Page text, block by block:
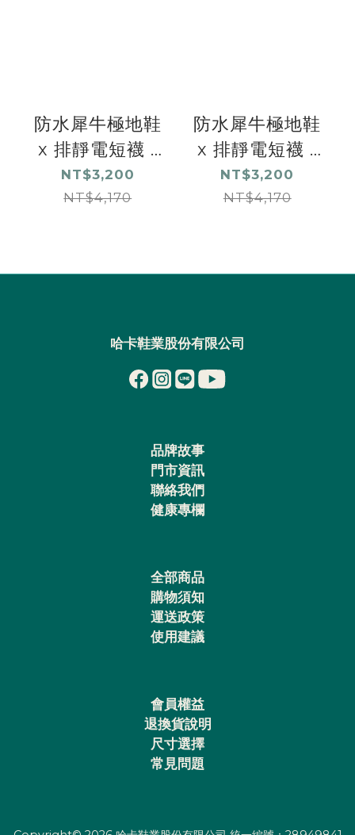
防水犀牛極地鞋
x 排靜電短襪 -
冒險黑
NT$3,200
NT$4,170
防水犀牛極地鞋
x 排靜電短襪 -
流沙色
NT$3,200
NT$4,170
哈卡鞋業股份有限公司
品牌故事
門市資訊
聯絡我們
健康專欄
全部商品
購物須知
運送政策
使用建議
會員權益
退換貨說明
尺寸選擇
常見問題